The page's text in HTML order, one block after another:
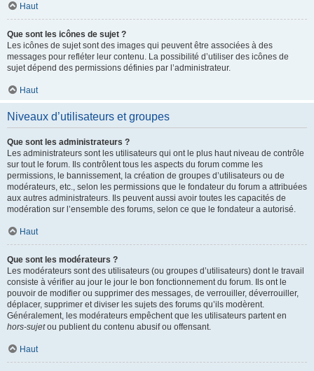
Haut
Que sont les icônes de sujet ?
Les icônes de sujet sont des images qui peuvent être associées à des
messages pour refléter leur contenu. La possibilité d’utiliser des icônes de
sujet dépend des permissions définies par l’administrateur.
Haut
Niveaux d’utilisateurs et groupes
Que sont les administrateurs ?
Les administrateurs sont les utilisateurs qui ont le plus haut niveau de contrôle
sur tout le forum. Ils contrôlent tous les aspects du forum comme les
permissions, le bannissement, la création de groupes d’utilisateurs ou de
modérateurs, etc., selon les permissions que le fondateur du forum a attribuées
aux autres administrateurs. Ils peuvent aussi avoir toutes les capacités de
modération sur l’ensemble des forums, selon ce que le fondateur a autorisé.
Haut
Que sont les modérateurs ?
Les modérateurs sont des utilisateurs (ou groupes d’utilisateurs) dont le travail
consiste à vérifier au jour le jour le bon fonctionnement du forum. Ils ont le
pouvoir de modifier ou supprimer des messages, de verrouiller, déverrouiller,
déplacer, supprimer et diviser les sujets des forums qu’ils modèrent.
Généralement, les modérateurs empêchent que les utilisateurs partent en
hors-sujetou publient du contenu abusif ou offensant.
Haut